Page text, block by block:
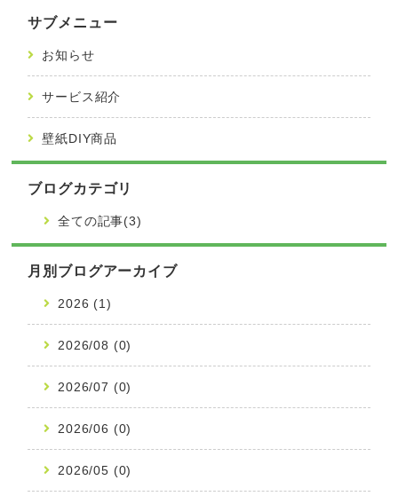
サブメニュー
お知らせ
サービス紹介
壁紙DIY商品
ブログカテゴリ
全ての記事(3)
月別ブログアーカイブ
2026 (1)
2026/08 (0)
2026/07 (0)
2026/06 (0)
2026/05 (0)